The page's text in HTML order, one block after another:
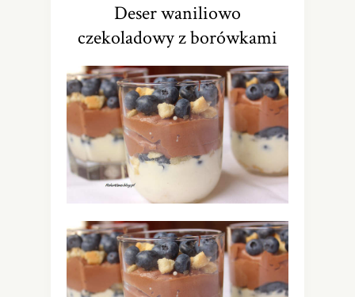
Deser waniliowo
czekoladowy z borówkami